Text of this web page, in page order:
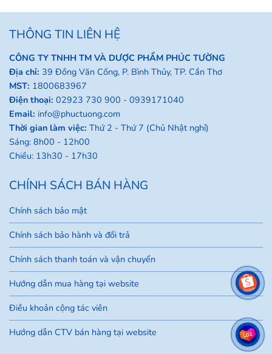
THÔNG TIN LIÊN HỆ
CÔNG TY TNHH TM VÀ DƯỢC PHẨM PHÚC TƯỜNG
Địa chỉ: 39 Đồng Văn Cống, P. Bình Thủy, TP. Cần Thơ
MST: 1800683967
Điện thoại: 02923 730 900 - 0939171040
Email: info@phuctuong.com
Thời gian làm việc: Thứ 2 - Thứ 7 (Chủ Nhật nghỉ)
Sáng: 8h00 - 12h00
Chiều: 13h30 - 17h30
CHÍNH SÁCH BÁN HÀNG
Chính sách bảo mật
Chính sách bảo hành và đổi trả
Chính sách thanh toán và vận chuyển
Hướng dẫn mua hàng tại website
Điều khoản cộng tác viên
Hướng dẫn CTV bán hàng tại website